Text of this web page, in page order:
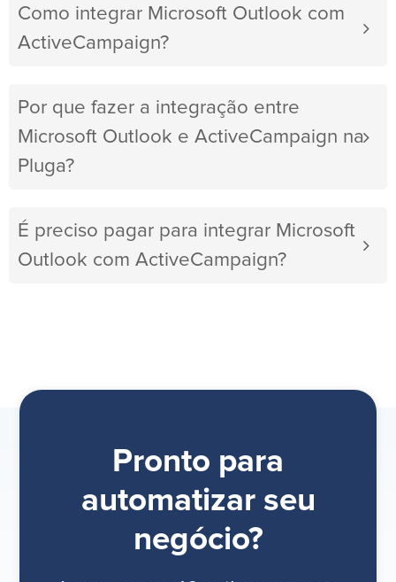
Como integrar Microsoft Outlook com
ActiveCampaign?
Por que fazer a integração entre
Microsoft Outlook e ActiveCampaign na
Pluga?
É preciso pagar para integrar Microsoft
Outlook com ActiveCampaign?
Pronto para
automatizar seu
negócio?